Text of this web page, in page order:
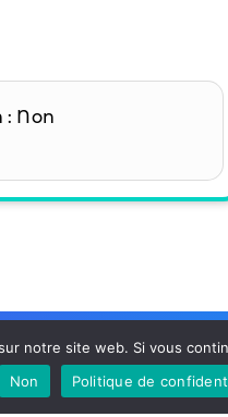
: Non
Inscription
notre site web. Si vous
Non Politique de